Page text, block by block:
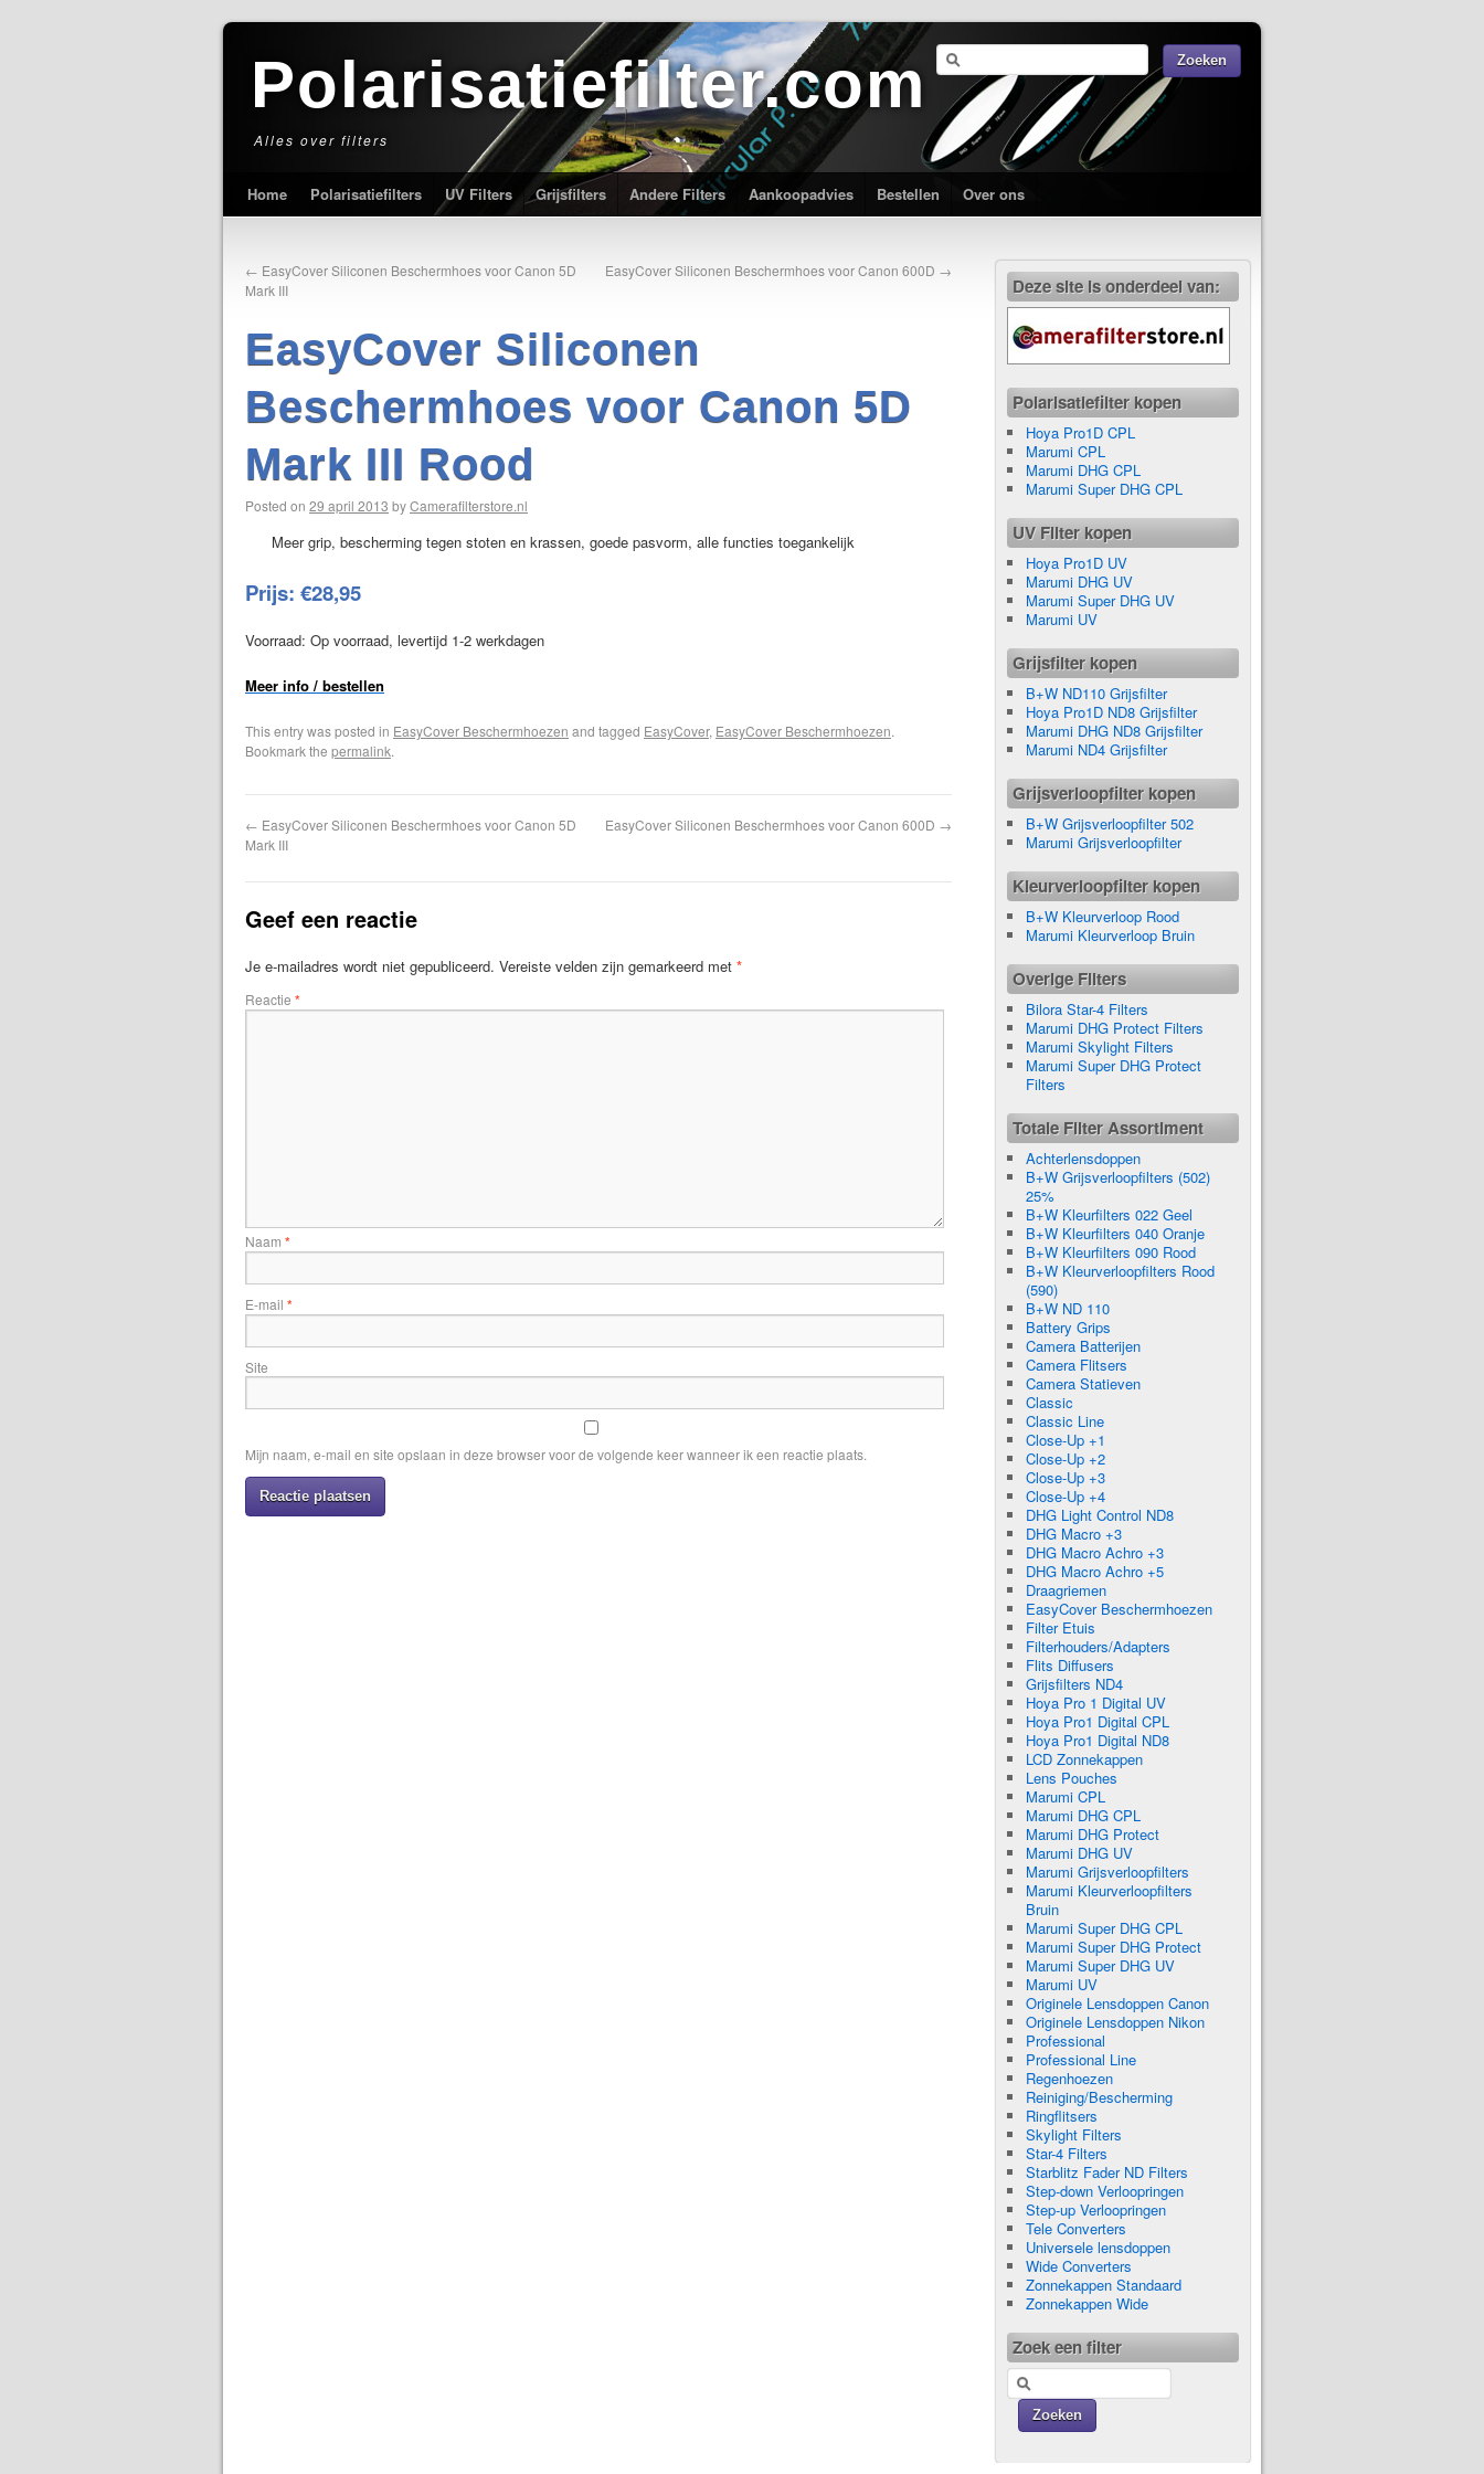
Polarisatiefilter.com
Alles over filters
Home Polarisatiefilters UV Filters Grijsfilters Andere Filters Aankoopadvies Bestellen Over ons
← EasyCover Siliconen Beschermhoes voor Canon 5D
Mark III
EasyCover Siliconen Beschermhoes voor Canon 600D →
EasyCover Siliconen
Beschermhoes voor Canon 5D
Mark III Rood
Posted on 29 april 2013 byCamerafilterstore.nl
Meer grip, bescherming tegen stoten en krassen, goede pasvorm, alle functies toegankelijk
Prijs: €28,95
Voorraad: Op voorraad, levertijd 1-2 werkdagen
Meer info / bestellen
This entry was posted in EasyCover Beschermhoezen and tagged EasyCover, EasyCover Beschermhoezen.
Bookmark the permalink.
← EasyCover Siliconen Beschermhoes voor Canon 5D
Mark III
EasyCover Siliconen Beschermhoes voor Canon 600D →
Geef een reactie
Je e-mailadres wordt niet gepubliceerd. Vereiste velden zijn gemarkeerd met *
Reactie *
Naam *
E-mail *
Site
Mijn naam, e-mail en site opslaan in deze browser voor de volgende keer wanneer ik een reactie plaats.
Deze site is onderdeel van:
Polarisatiefilter kopen
Hoya Pro1D CPL
Marumi CPL
Marumi DHG CPL
Marumi Super DHG CPL
UV Filter kopen
Hoya Pro1D UV
Marumi DHG UV
Marumi Super DHG UV
Marumi UV
Grijsfilter kopen
B+W ND110 Grijsfilter
Hoya Pro1D ND8 Grijsfilter
Marumi DHG ND8 Grijsfilter
Marumi ND4 Grijsfilter
Grijsverloopfilter kopen
B+W Grijsverloopfilter 502
Marumi Grijsverloopfilter
Kleurverloopfilter kopen
B+W Kleurverloop Rood
Marumi Kleurverloop Bruin
Overige Filters
Bilora Star-4 Filters
Marumi DHG Protect Filters
Marumi Skylight Filters
Marumi Super DHG Protect
Filters
Totale Filter Assortiment
Achterlensdoppen
B+W Grijsverloopfilters (502)
25%
B+W Kleurfilters 022 Geel
B+W Kleurfilters 040 Oranje
B+W Kleurfilters 090 Rood
B+W Kleurverloopfilters Rood
(590)
B+W ND 110
Battery Grips
Camera Batterijen
Camera Flitsers
Camera Statieven
Classic
Classic Line
Close-Up +1
Close-Up +2
Close-Up +3
Close-Up +4
DHG Light Control ND8
DHG Macro +3
DHG Macro Achro +3
DHG Macro Achro +5
Draagriemen
EasyCover Beschermhoezen
Filter Etuis
Filterhouders/Adapters
Flits Diffusers
Grijsfilters ND4
Hoya Pro 1 Digital UV
Hoya Pro1 Digital CPL
Hoya Pro1 Digital ND8
LCD Zonnekappen
Lens Pouches
Marumi CPL
Marumi DHG CPL
Marumi DHG Protect
Marumi DHG UV
Marumi Grijsverloopfilters
Marumi Kleurverloopfilters
Bruin
Marumi Super DHG CPL
Marumi Super DHG Protect
Marumi Super DHG UV
Marumi UV
Originele Lensdoppen Canon
Originele Lensdoppen Nikon
Professional
Professional Line
Regenhoezen
Reiniging/Bescherming
Ringflitsers
Skylight Filters
Star-4 Filters
Starblitz Fader ND Filters
Step-down Verloopringen
Step-up Verloopringen
Tele Converters
Universele lensdoppen
Wide Converters
Zonnekappen Standaard
Zonnekappen Wide
Zoek een filter